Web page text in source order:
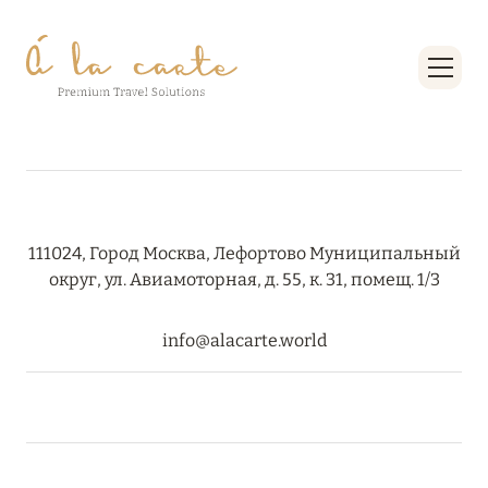
HÔTEL BARRIÈRE LES NEIGES
Подробнее
27 сентября 2024
ЭКСКЛЮЗИВНО»
И ULTIMA COURCHEVEL
111024, Город Москва, Лефортово Муниципальный
округ, ул. Авиамоторная, д. 55, к. 31, помещ. 1/3
info@alacarte.world